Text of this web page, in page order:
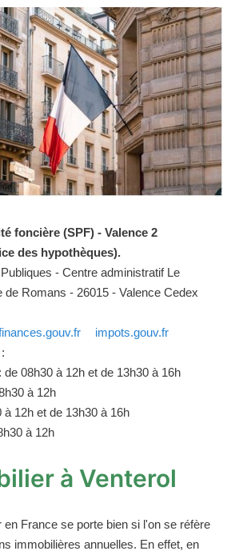
foncière (SPF) - Valence 2
des hypothèques).
- Centre administratif Le
de Romans - 26015 - Valence Cedex
impots.gouv.fr
de 08h30 à 12h et de 13h30 à 16h
à 12h
à 12h et de 13h30 à 16h
à 12h
à Venterol
France se porte bien si l'on se réfère
immobilières annuelles. En effet, en